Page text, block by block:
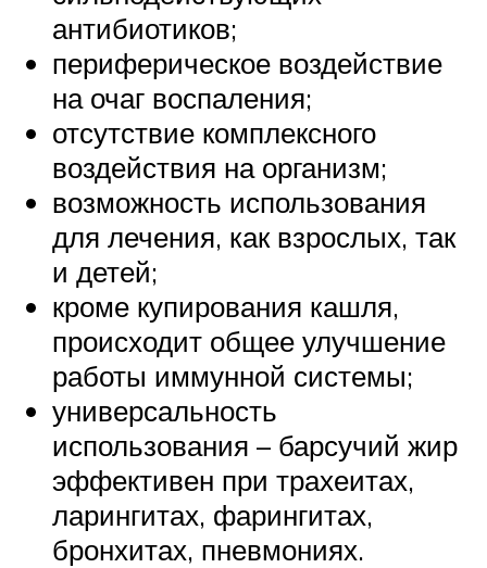
антибиотиков;
периферическое воздействие
на очаг воспаления;
отсутствие комплексного
воздействия на организм;
возможность использования
для лечения, как взрослых, так
и детей;
кроме купирования кашля,
происходит общее улучшение
работы иммунной системы;
универсальность
использования – барсучий жир
эффективен при трахеитах,
ларингитах, фарингитах,
бронхитах, пневмониях.